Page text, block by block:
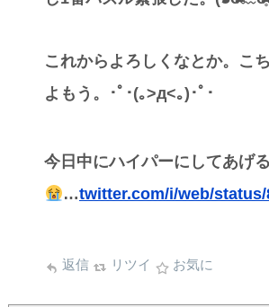
これからよろしくなとか。こ
よもう。･ﾟ･(｡>д<｡)･ﾟ･
今日中にハイパーにしてあげ
…twitter.com/i/web/
返信 リツイ お気に